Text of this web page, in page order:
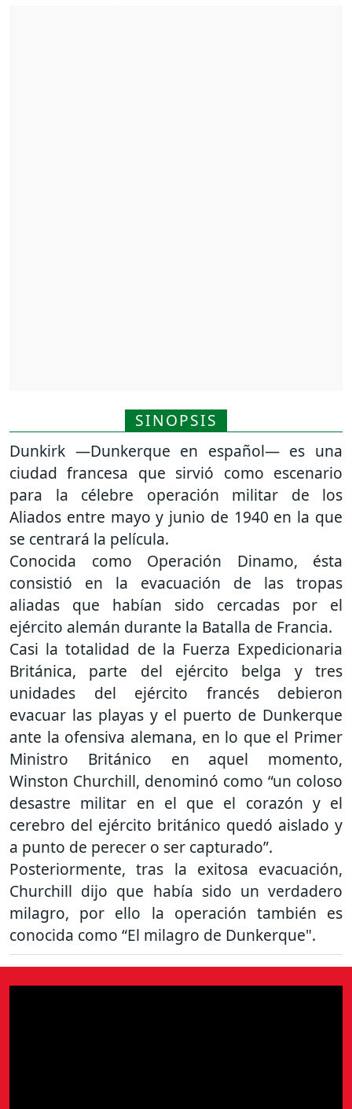
SINOPSIS
Dunkirk —Dunkerque en español— es una
ciudad francesa que sirvió como escenario
para la célebre operación militar de los
Aliados entre mayo y junio de 1940 en la que
se centrará la película.
Conocida como Operación Dinamo, ésta
consistió en la evacuación de las tropas
aliadas que habían sido cercadas por el
ejército alemán durante la Batalla de Francia.
Casi la totalidad de la Fuerza Expedicionaria
Británica, parte del ejército belga y tres
unidades del ejército francés debieron
evacuar las playas y el puerto de Dunkerque
ante la ofensiva alemana, en lo que el Primer
Ministro Británico en aquel momento,
Winston Churchill, denominó como “un coloso
desastre militar en el que el corazón y el
cerebro del ejército británico quedó aislado y
a punto de perecer o ser capturado”.
Posteriormente, tras la exitosa evacuación,
Churchill dijo que había sido un verdadero
milagro, por ello la operación también es
conocida como “El milagro de Dunkerque".